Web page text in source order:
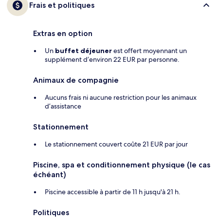
Frais et politiques
Extras en option
Un buffet déjeunerest offert moyennant un
supplément d’environ 22 EUR par personne.
Animaux de compagnie
Aucuns frais ni aucune restriction pour les animaux
d’assistance
Stationnement
Le stationnement couvert coûte 21 EUR par jour
Piscine, spa et conditionnement physique (le cas
échéant)
Piscine accessible à partir de 11 h jusqu'à 21 h.
Politiques